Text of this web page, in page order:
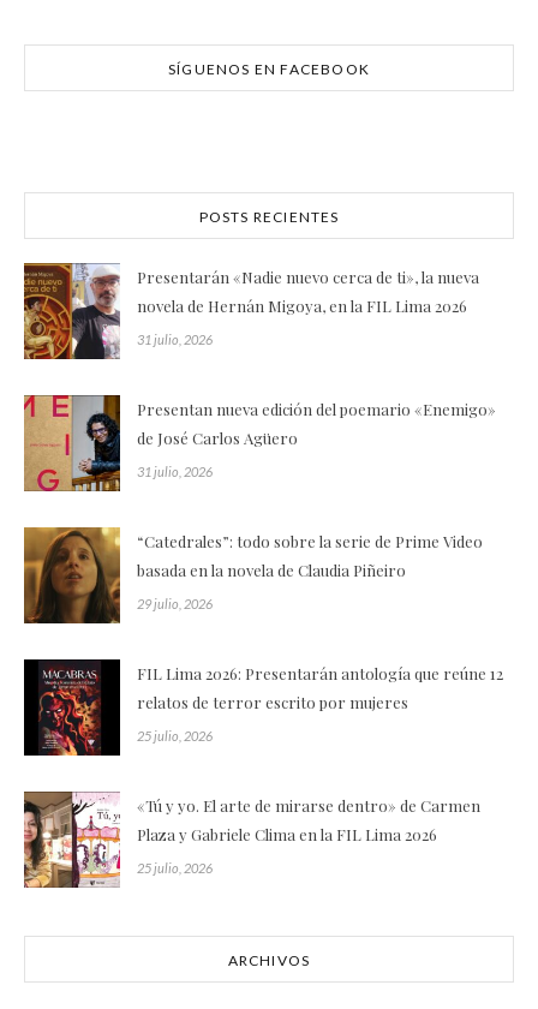
SÍGUENOS EN FACEBOOK
POSTS RECIENTES
Presentarán «Nadie nuevo cerca de ti», la nueva
novela de Hernán Migoya, en la FIL Lima 2026
31 julio, 2026
Presentan nueva edición del poemario «Enemigo»
de José Carlos Agüero
31 julio, 2026
“Catedrales”: todo sobre la serie de Prime Video
basada en la novela de Claudia Piñeiro
29 julio, 2026
FIL Lima 2026: Presentarán antología que reúne 12
relatos de terror escrito por mujeres
25 julio, 2026
«Tú y yo. El arte de mirarse dentro» de Carmen
Plaza y Gabriele Clima en la FIL Lima 2026
25 julio, 2026
ARCHIVOS